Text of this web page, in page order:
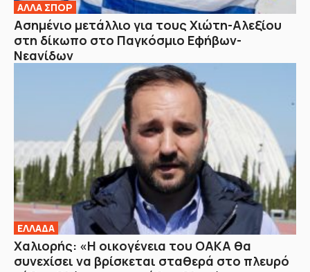
ΑΛΛΑ ΣΠΟΡ
Ασημένιο μετάλλιο για τους Χιώτη-Αλεξίου
στη δίκωπο στο Παγκόσμιο Εφήβων-
Νεανίδων
ΕΛΛΑΔΑ
Χαλιορής: «Η οικογένεια του ΟΑΚΑ θα
συνεχίσει να βρίσκεται σταθερά στο πλευρό